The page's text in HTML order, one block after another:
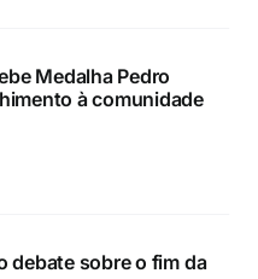
Medalha Pedro
à comunidade
debate sobre o fim da